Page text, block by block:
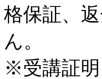
格保証、
ん。
※受講証明